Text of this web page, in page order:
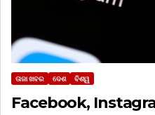
ତାଜା ଖବର ଦେଶ ବିଶ୍ୱ
Facebook,